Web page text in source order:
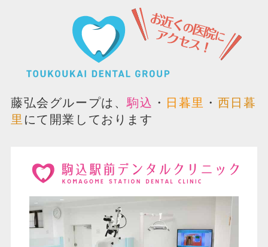
藤弘会グループは、駒込 ・ 日暮里 ・ 西日暮
里 にて開業しております